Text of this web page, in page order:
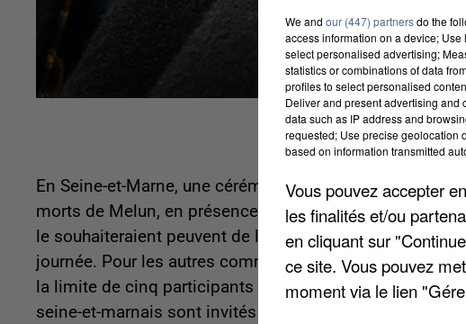
En Seine-et-Marne, une cérémonie départementale
morts de Melun, en présence uniquement du maire.
le souhaiteraient peuvent de leur côté venir déposer
journée. Pour les autres communes qui le souhaitent,
la limite de cinq participants maximum. Aucune de ces
seine-et-marnais sont invités à décorer leurs balcons ou
We and our (447) partnersdo the
access information on a device;
select personalised advertising;
statistics or combinations of data
profiles to select personalised
Deliver and present advertising and
data such as IP address and
requested; Use precise geolocation
based on information transmitted
Vous pouvez accepter
les finalités et/ou
en cliquant sur
ce site. Vous pouvez
moment via le lien